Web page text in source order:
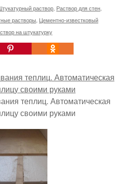
раствор Раствор для стен
растворы Цементно-известковый
на штукатурку
теплиц. Автоматическая
своими руками